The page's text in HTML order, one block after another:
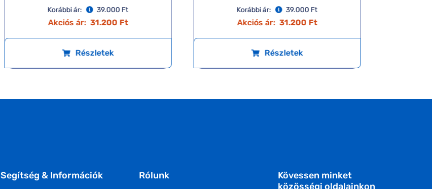
Korábbi ár:
39.000 Ft
Akciós ár: 31.200 Ft
Részletek
Korábbi ár:
39.000 Ft
Akciós ár: 31.200 Ft
Részletek
Segítség & Információk Rólunk
Kövessen minket
közösségi oldalainkon